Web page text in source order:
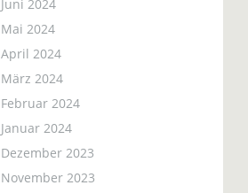
Juni 2024
Mai 2024
April 2024
März 2024
Februar 2024
Januar 2024
Dezember 2023
November 2023